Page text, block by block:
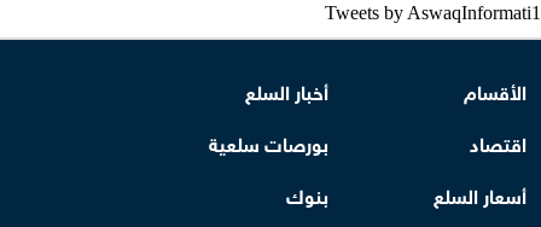
Tweets by AswaqInformati1
الأقسام
أخبار السلع
اقتصاد
بورصات سلعية
أسعار السلع
بنوك